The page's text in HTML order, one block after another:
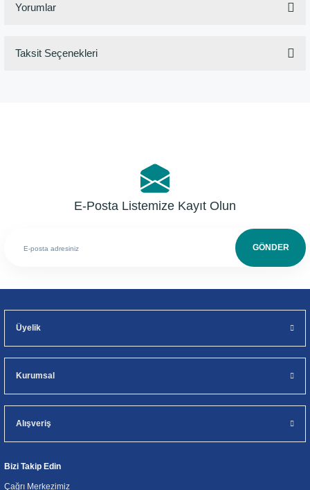
Yorumlar
Taksit Seçenekleri
E-Posta Listemize Kayıt Olun
GÖNDER
Üyelik
Kurumsal
Alışveriş
Bizi Takip Edin
Çağrı Merkezimiz